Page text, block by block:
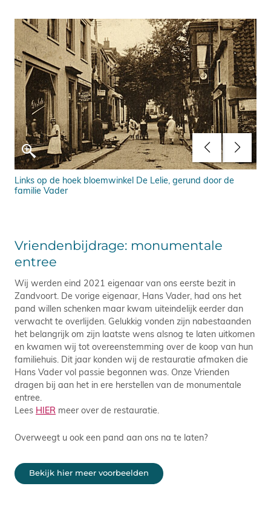
Links op de hoek bloemwinkel De Lelie, gerund door de
familie Vader
Vriendenbijdrage: monumentale
entree
Wij werden eind 2021 eigenaar van ons eerste bezit in
Zandvoort. De vorige eigenaar, Hans Vader, had ons het
pand willen schenken maar kwam uiteindelijk eerder dan
verwacht te overlijden. Gelukkig vonden zijn nabestaanden
het belangrijk om zijn laatste wens alsnog te laten uitkomen
en kwamen wij tot overeenstemming over de koop van hun
familiehuis. Dit jaar konden wij de restauratie afmaken die
Hans Vader vol passie begonnen was. Onze Vrienden
dragen bij aan het in ere herstellen van de monumentale
entree.
Lees HIER meer over de restauratie.
Overweegt u ook een pand aan ons na te laten?
Bekijk hier meer voorbeelden